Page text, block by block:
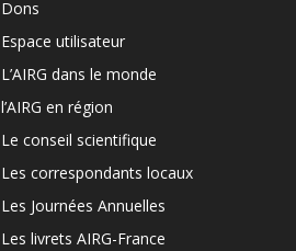
Dons
Espace utilisateur
L’AIRG dans le monde
l’AIRG en région
Le conseil scientifique
Les correspondants locaux
Les Journées Annuelles
Les livrets AIRG-France